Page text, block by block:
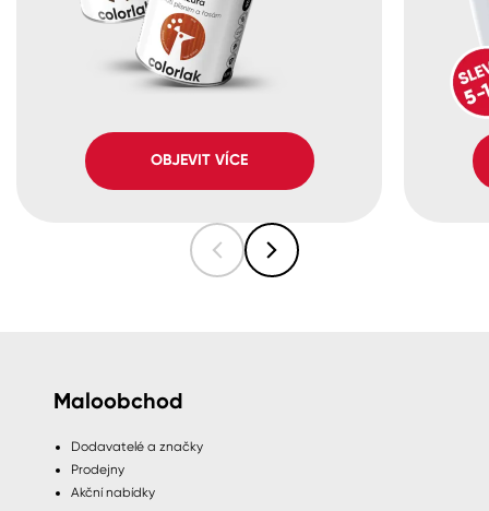
OBJEVIT VÍCE
Maloobchod
Dodavatelé a značky
Prodejny
Akční nabídky